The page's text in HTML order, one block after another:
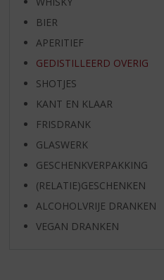
BIER
APERITIEF
GEDISTILLEERD OVERIG
SHOTJES
KANT EN KLAAR
FRISDRANK
GLASWERK
GESCHENKVERPAKKING
(RELATIE)GESCHENKEN
ALCOHOLVRIJE DRANKEN
VEGAN DRANKEN